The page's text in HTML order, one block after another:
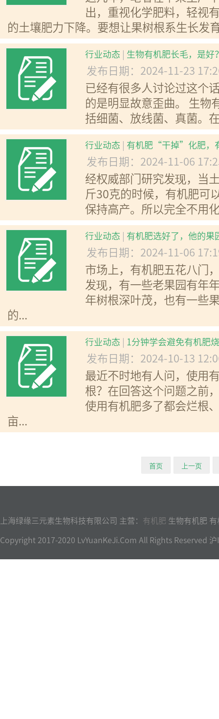
出，重视化学肥料，轻视
的土壤肥力下降。要想让果树根系生长发
行业动态 | 生物有机肥长毛，是好
发布日期：2024-11-23
已经有很多人讨论过这个
的是明显故意歪曲。 生物
括细菌、放线菌、真菌。
行业动态 | 有机肥“干掉”化肥，
发布日期：2024-11-06
经权威部门研究发现，当
斤30克的时候，有机肥可
保持高产。所以完全不用
行业动态 | 有机肥选好了，他的果
发布日期：2024-11-06
市场上，有机肥五花八门
发现，有一些老果园有年
年树根深叶茂，也有一些
的...
行业动态 | 1分钟学会避免有机肥
发布日期：2024-10-13
最近不时地有人问，使用
根？在回答这个问题之前
使用有机肥多了都会烂根
亩...
首页 上一页
上海绿缘三元素生物科技有限公司 主营： 有机肥 生物有机肥
Copyright 2017-2020 LvYuanKeJi.Com All Rights Reserved